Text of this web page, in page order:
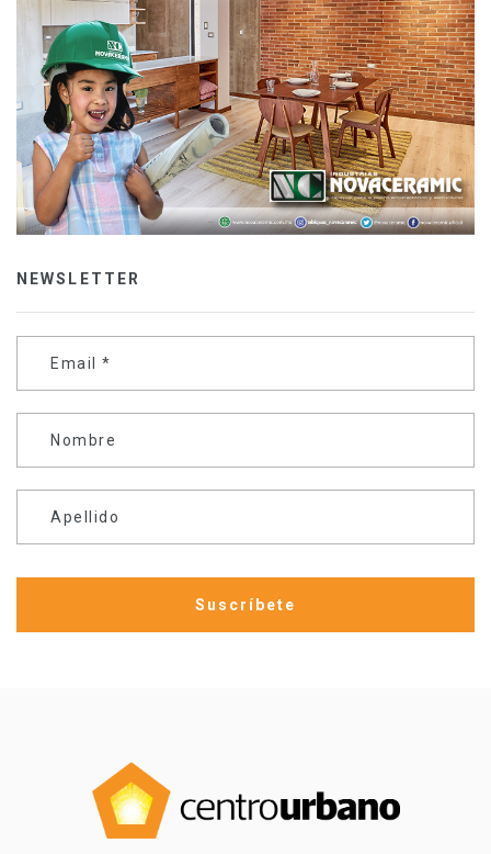
NEWSLETTER
Email *
Nombre
Apellido